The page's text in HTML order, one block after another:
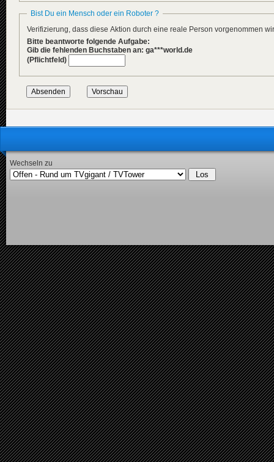
Bist Du ein Mensch oder ein Roboter ?
Verifizierung, dass diese Aktion durch eine reale Person vorgenommen
Bitte beantworte folgende Aufgabe:
Gib die fehlenden Buchstaben an: ga***world.de
(Pflichtfeld)
Wechseln zu